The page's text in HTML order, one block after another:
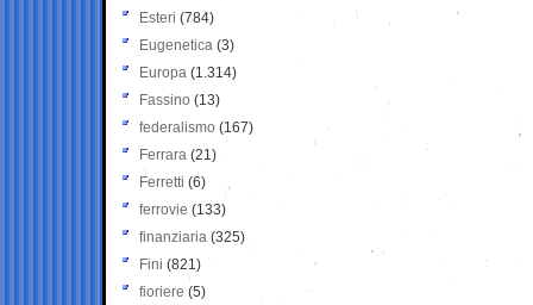
Esteri (784)
Eugenetica (3)
Europa (1.314)
Fassino (13)
federalismo (167)
Ferrara (21)
Ferretti (6)
ferrovie (133)
finanziaria (325)
Fini (821)
fioriere (5)